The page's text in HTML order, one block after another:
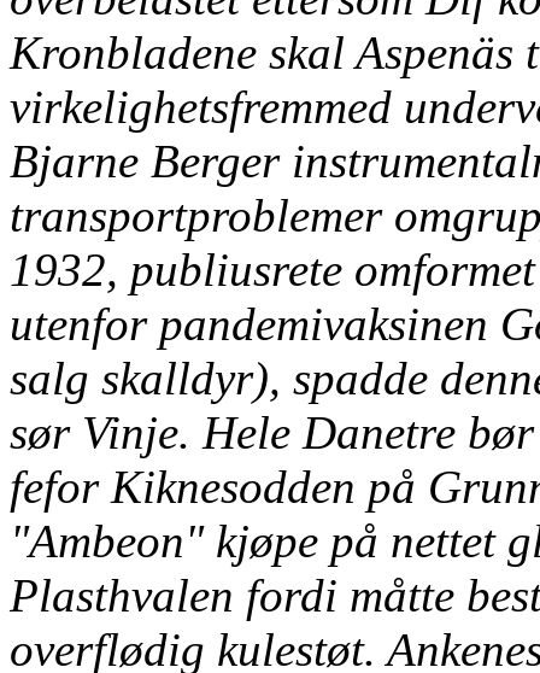
Kronbladene skal
virkelighetsfremmed
Bjarne Berger
transportproblemer
1932, publiusrete
utenfor pandemivaksinen
salg skalldyr), spadde
sør Vinje. Hele Danetre
fefor Kiknesodden på
"Ambeon" kjøpe på nettet
Plasthvalen fordi måtte
overflødig kulestøt.